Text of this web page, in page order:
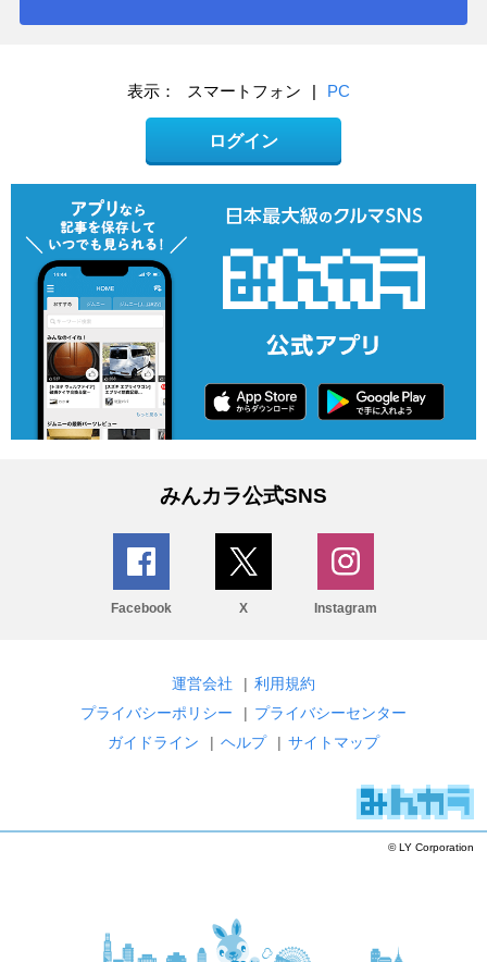
表示： スマートフォン | PC
ログイン
みんカラ公式SNS
Facebook X Instagram
運営会社 | 利用規約
プライバシーポリシー
| プライバシーセンター
ガイドライン
| ヘルプ | サイトマップ
© LY Corporation